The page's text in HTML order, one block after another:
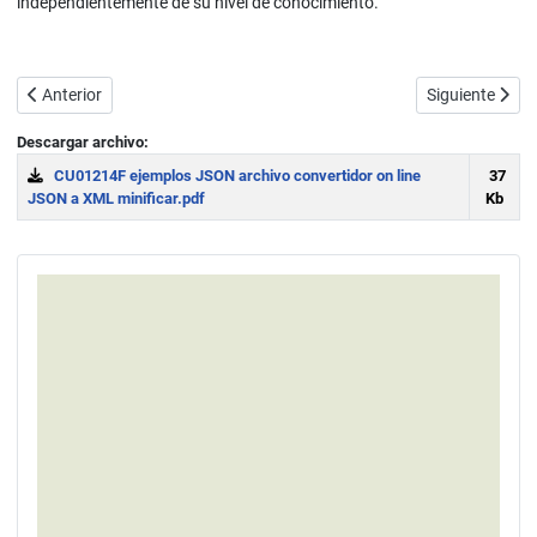
Artículo anterior: ¿Qué es y para qué sirve JSON? Especificación
Anterior Artículo
Siguiente
Descargar archivo:
CU01214F ejemplos JSON archivo convertidor on line
JSON a XML minificar.pdf
37
Kb